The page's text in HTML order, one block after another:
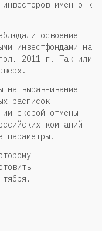
именно к
освоение
инвестфондами на
2011 г. Так или
на выравнивание
расписок
скорой отмены
компаний
параметры.